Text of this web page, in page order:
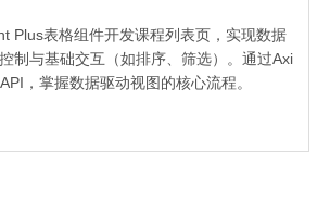
Plus表格组件开发课程列表页，实现数据
制与基础交互（如排序、筛选）。通过Axi
，掌握数据驱动视图的核心流程。